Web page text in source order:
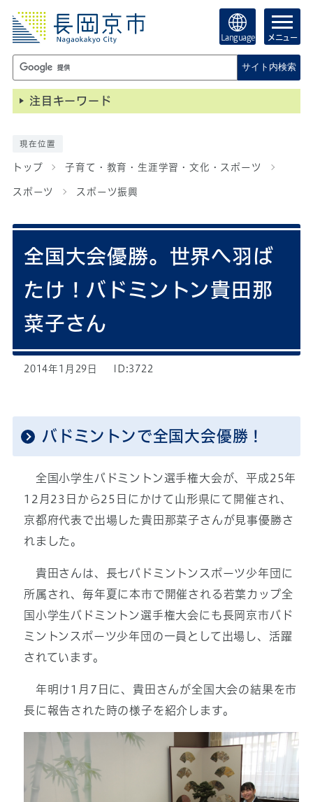
Language メニュー
サイト内検索
注目キーワード
現在位置
トップ 子育て・教育・生涯学習・文化・スポーツ
スポーツ スポーツ振興
全国大会優勝。世界へ羽ば
たけ！バドミントン貴田那
菜子さん
2014年1月29日 ID:3722
バドミントンで全国大会優勝！
全国小学生バドミントン選手権大会が、平成25年
12月23日から25日にかけて山形県にて開催され、
京都府代表で出場した貴田那菜子さんが見事優勝さ
れました。
貴田さんは、長七バドミントンスポーツ少年団に
所属され、毎年夏に本市で開催される若葉カップ全
国小学生バドミントン選手権大会にも長岡京市バド
ミントンスポーツ少年団の一員として出場し、活躍
されています。
年明け1月7日に、貴田さんが全国大会の結果を市
長に報告された時の様子を紹介します。